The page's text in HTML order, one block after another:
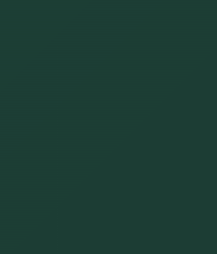
Verdens